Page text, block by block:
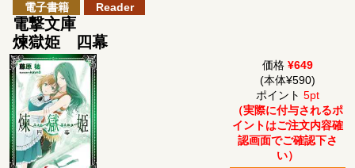
電子書籍 Reader
電撃文庫
煉獄姫 四幕
価格 ¥649
(本体¥590)
ポイント 5pt
（実際に付与されるポ
イントはご注文内容確
認画面でご確認下さ
い）